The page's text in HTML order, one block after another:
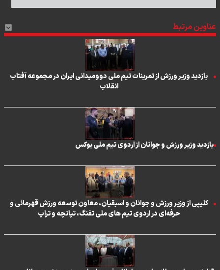
عناوین مرتبط
بازدید وزیر ورزش از تمرینات تیم ملی دوومیدانی ایران در مجموعه آفتاب
انقلاب
بازدید وزیر ورزش و جوانان از اردوی تیم ملی بوکس
کلیپی از وزیر ورزش و جوانان و اسبقیان، معاون توسعه ورزش قهرمانی و
حرفه‌ای در اردوی تیم های ملی تفنگ، تپانچه و تراپ